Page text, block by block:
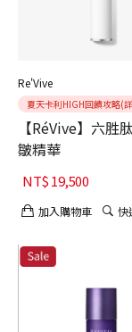
Re'Vive
夏天卡利HIGH回饋攻略(
【RéVive】六胜
皺精華
NT$19,500
加入購物車 快